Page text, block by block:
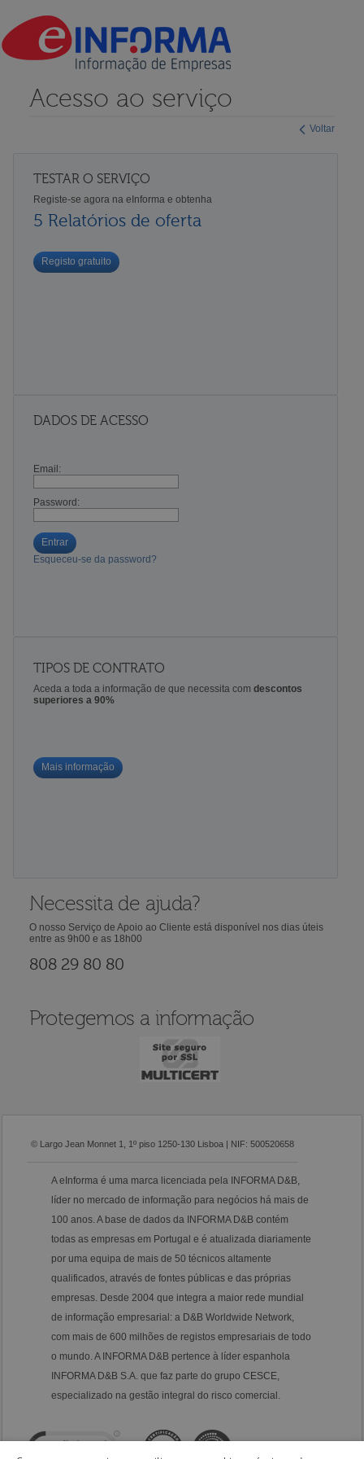
Voltar
Acesso ao serviço
TESTAR O SERVIÇO
Registe-se agora na eInforma e obtenha
5 Relatórios de oferta
Registo gratuito
DADOS DE ACESSO
Email:
Password:
Entrar
Esqueceu-se da password?
TIPOS DE CONTRATO
Aceda a toda a informação de que necessita com descontos
superiores a 90%
Mais informação
Necessita de ajuda?
O nosso Serviço de Apoio ao Cliente está disponível nos dias úteis
entre as 9h00 e as 18h00
808 29 80 80
Protegemos a informação
© Largo Jean Monnet 1, 1º piso 1250-130 Lisboa | NIF: 500520658
A eInforma é uma marca licenciada pela INFORMA D&B,
líder no mercado de informação para negócios há mais de
100 anos. A base de dados da INFORMA D&B contém
todas as empresas em Portugal e é atualizada diariamente
por uma equipa de mais de 50 técnicos altamente
qualificados, através de fontes públicas e das próprias
empresas. Desde 2004 que integra a maior rede mundial
de informação empresarial: a D&B Worldwide Network,
com mais de 600 milhões de registos empresariais de todo
o mundo. A INFORMA D&B pertence à líder espanhola
INFORMA D&B S.A. que faz parte do grupo CESCE,
especializado na gestão integral do risco comercial.